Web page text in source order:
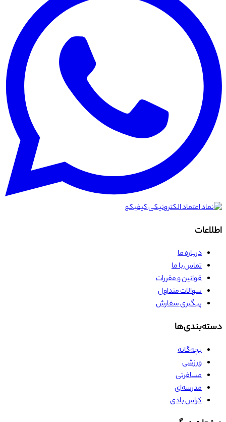
اطلاعات
درباره ما
تماس با ما
قوانین و مقررات
سوالات متداول
پیگیری سفارش
دسته‌بندی‌ها
بچه‌گانه
ورزشی
مسافرتی
مدرسه‌ای
کراس بادی